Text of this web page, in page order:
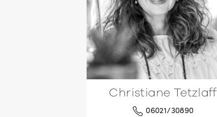
Christiane Tetzlaff
06021/30890